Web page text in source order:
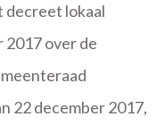
decreet lokaal
2017 over de
22 december 2017,